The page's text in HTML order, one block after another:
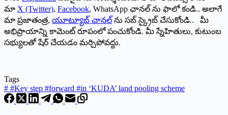
మా X (Twitter), Facebook, WhatsApp ఛానల్ ను ఫాలో కండి.. అలాగే
మా ప్రజాతంత్ర, యూట్యూబ్ చానల్ ను సబ్ స్క్రైబ్ చేసుకోండి.. మీ
అభిప్రాయాన్ని కామెంట్ రూపంలో పంచుకోండి. మీ స్నేహితులు, కుటుంబ
సభ్యులతో షేర్ చేయడం మర్చిపోవద్దు.
Tags
# #Key step #forward #in ‘KUDA’ land pooling scheme